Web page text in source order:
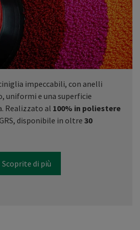
impeccabili, con anelli
uniformi e una superficie
Realizzato al 100% in poliestere
disponibile in oltre 30
Scoprite di più